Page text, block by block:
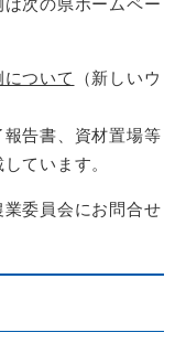
ついて
（新しいウ
告書、資材置場等
ています。
委員会にお問合せ